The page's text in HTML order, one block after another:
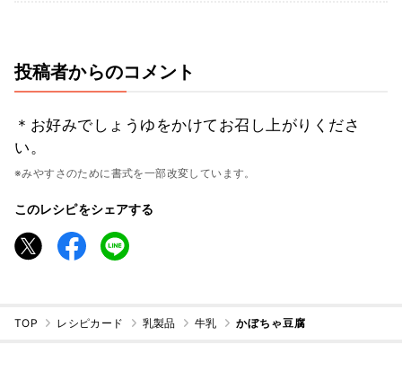
投稿者からのコメント
＊お好みでしょうゆをかけてお召し上がりくださ
い。
※みやすさのために書式を一部改変しています。
このレシピをシェアする
TOP レシピカード 乳製品 牛乳 かぼちゃ豆腐